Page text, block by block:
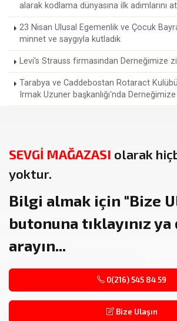
alarak kodlama dünyasına ilk adımlarını
23 Nisan Ulusal Egemenlik ve Çocuk
minnet ve saygıyla kutladık
Levi's Strauss firmasından Derneğimize
Tarabya ve Caddebostan Rotaract
Irmak Uzuner başkanlığı'nda
SEVGİ MAĞAZASI olarak
yoktur.
Bilgi almak için "Bize
butonuna tıklayınız
arayın...
0(216) 545 84 59
Bize Ulaşın